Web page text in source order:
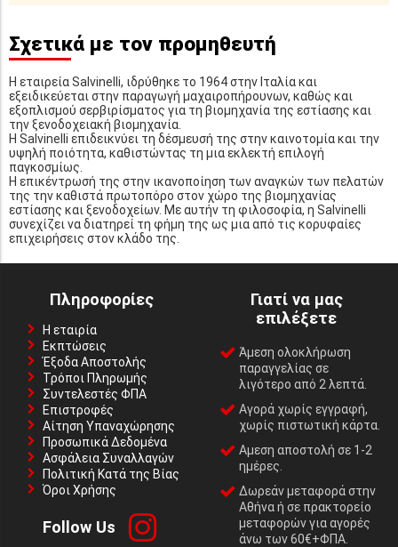
Σχετικά με τον προμηθευτή
Η εταιρεία Salvinelli, ιδρύθηκε το 1964 στην Ιταλία και
εξειδικεύεται στην παραγωγή μαχαιροπήρουνων, καθώς και
εξοπλισμού σερβιρίσματος για τη βιομηχανία της εστίασης και
την ξενοδοχειακή βιομηχανία.
Η Salvinelli επιδεικνύει τη δέσμευσή της στην καινοτομία και την
υψηλή ποιότητα, καθιστώντας τη μια εκλεκτή επιλογή
παγκοσμίως.
Η επικέντρωσή της στην ικανοποίηση των αναγκών των πελατών
της την καθιστά πρωτοπόρο στον χώρο της βιομηχανίας
εστίασης και ξενοδοχείων. Με αυτήν τη φιλοσοφία, η Salvinelli
συνεχίζει να διατηρεί τη φήμη της ως μια από τις κορυφαίες
επιχειρήσεις στον κλάδο της.
Πληροφορίες
Η εταιρία
Εκπτώσεις
Έξοδα Αποστολής
Τρόποι Πληρωμής
Συντελεστές ΦΠΑ
Επιστροφές
Αίτηση Υπαναχώρησης
Προσωπικά Δεδομένα
Ασφάλεια Συναλλαγών
Πολιτική Κατά της Βίας
Όροι Χρήσης
Follow Us
Γιατί να μας
επιλέξετε
Άμεση ολοκλήρωση
παραγγελίας σε
λιγότερο από 2 λεπτά.
Αγορά χωρίς εγγραφή,
χωρίς πιστωτική κάρτα.
Αμεση αποστολή σε 1-2
ημέρες.
Δωρεάν μεταφορά στην
Αθήνα ή σε πρακτορείο
μεταφορών για αγορές
άνω των 60€+ΦΠΑ.